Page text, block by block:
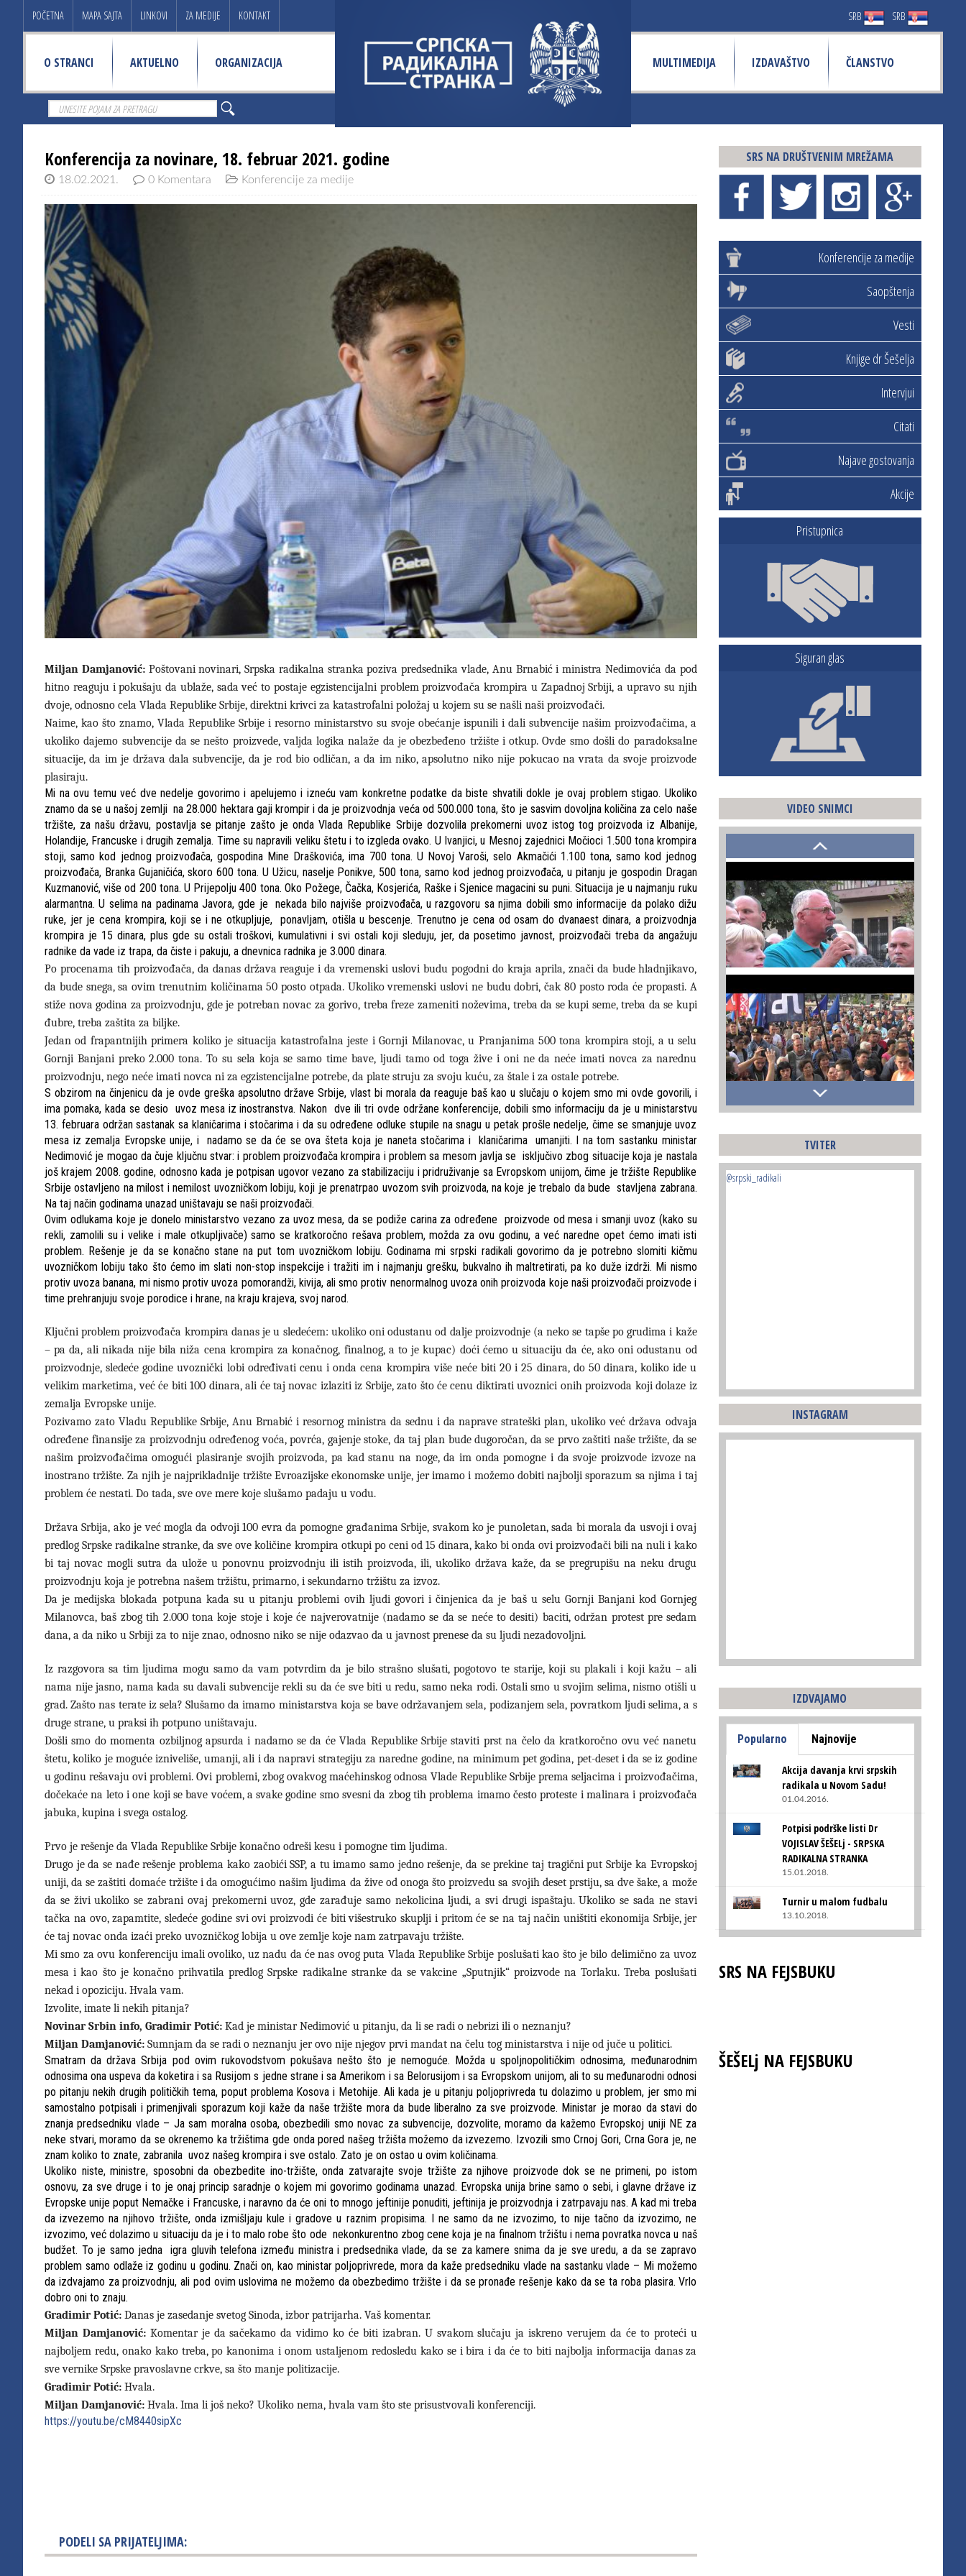
POČETNA MAPA SAJTA LINKOVI ZA MEDIJE KONTAKT SRB SRB
O STRANCI AKTUELNO ORGANIZACIJA MULTIMEDIJA IZDAVAŠTVO ČLANSTVO
Konferencija za novinare, 18. februar 2021. godine
18.02.2021. 0 Komentara Konferencije za medije
Miljan Damjanović: Poštovani novinari, Srpska radikalna stranka poziva predsednika vlade, Anu Brnabić i ministra Nedimovića da pod
hitno reaguju i pokušaju da ublaže, sada već to postaje egzistencijalni problem proizvođača krompira u Zapadnoj Srbiji, a upravo su njih
dvoje, odnosno cela Vlada Republike Srbije, direktni krivci za katastrofalni položaj u kojem su se našli naši proizvođači.
Naime, kao što znamo, Vlada Republike Srbije i resorno ministarstvo su svoje obećanje ispunili i dali subvencije našim proizvođačima, a
ukoliko dajemo subvencije da se nešto proizvede, valjda logika nalaže da je obezbeđeno tržište i otkup. Ovde smo došli do paradoksalne
situacije, da im je država dala subvencije, da je rod bio odličan, a da im niko, apsolutno niko nije pokucao na vrata da svoje proizvode
plasiraju.
Mi na ovu temu već dve nedelje govorimo i apelujemo i izneću vam konkretne podatke da biste shvatili dokle je ovaj problem stigao. Ukoliko
znamo da se u našoj zemlji na 28.000 hektara gaji krompir i da je proizvodnja veća od 500.000 tona, što je sasvim dovoljna količina za celo naše
tržište, za našu državu, postavlja se pitanje zašto je onda Vlada Republike Srbije dozvolila prekomerni uvoz istog tog proizvoda iz Albanije,
Holandije, Francuske i drugih zemalja. Time su napravili veliku štetu i to izgleda ovako. U Ivanjici, u Mesnoj zajednici Močioci 1.500 tona krompira
stoji, samo kod jednog proizvođača, gospodina Mine Draškovića, ima 700 tona. U Novoj Varoši, selo Akmačići 1.100 tona, samo kod jednog
proizvođača, Branka Gujaničića, skoro 600 tona. U Užicu, naselje Ponikve, 500 tona, samo kod jednog proizvođača, u pitanju je gospodin Dragan
Kuzmanović, više od 200 tona. U Prijepolju 400 tona. Oko Požege, Čačka, Kosjerića, Raške i Sjenice magacini su puni. Situacija je u najmanju ruku
alarmantna. U selima na padinama Javora, gde je nekada bilo najviše proizvođača, u razgovoru sa njima dobili smo informacije da polako dižu
ruke, jer je cena krompira, koji se i ne otkupljuje, ponavljam, otišla u bescenje. Trenutno je cena od osam do dvanaest dinara, a proizvodnja
krompira je 15 dinara, plus gde su ostali troškovi, kumulativni i svi ostali koji sleduju, jer, da posetimo javnost, proizvođači treba da angažuju
radnike da vade iz trapa, da čiste i pakuju, a dnevnica radnika je 3.000 dinara.
Po procenama tih proizvođača, da danas država reaguje i da vremenski uslovi budu pogodni do kraja aprila, znači da bude hladnjikavo,
da bude snega, sa ovim trenutnim količinama 50 posto otpada. Ukoliko vremenski uslovi ne budu dobri, čak 80 posto roda će propasti. A
stiže nova godina za proizvodnju, gde je potreban novac za gorivo, treba freze zameniti noževima, treba da se kupi seme, treba da se kupi
đubre, treba zaštita za biljke.
Jedan od frapantnijih primera koliko je situacija katastrofalna jeste i Gornji Milanovac, u Pranjanima 500 tona krompira stoji, a u selu
Gornji Banjani preko 2.000 tona. To su sela koja se samo time bave, ljudi tamo od toga žive i oni ne da neće imati novca za narednu
proizvodnju, nego neće imati novca ni za egzistencijalne potrebe, da plate struju za svoju kuću, za štale i za ostale potrebe.
S obzirom na činjenicu da je ovde greška apsolutno države Srbije, vlast bi morala da reaguje baš kao u slučaju o kojem smo mi ovde govorili, i
ima pomaka, kada se desio uvoz mesa iz inostranstva. Nakon dve ili tri ovde održane konferencije, dobili smo informaciju da je u ministarstvu
13. februara održan sastanak sa klaničarima i stočarima i da su određene odluke stupile na snagu u petak prošle nedelje, čime se smanjuje uvoz
mesa iz zemalja Evropske unije, i nadamo se da će se ova šteta koja je naneta stočarima i klaničarima umanjiti. I na tom sastanku ministar
Nedimović je mogao da čuje ključnu stvar: i problem proizvođača krompira i problem sa mesom javlja se isključivo zbog situacije koja je nastala
još krajem 2008. godine, odnosno kada je potpisan ugovor vezano za stabilizaciju i pridruživanje sa Evropskom unijom, čime je tržište Republike
Srbije ostavljeno na milost i nemilost uvozničkom lobiju, koji je prenatrpao uvozom svih proizvoda, na koje je trebalo da bude stavljena zabrana.
Na taj način godinama unazad uništavaju se naši proizvođači.
Ovim odlukama koje je donelo ministarstvo vezano za uvoz mesa, da se podiže carina za određene proizvode od mesa i smanji uvoz (kako su
rekli, zamolili su i velike i male otkupljivače) samo se kratkoročno rešava problem, možda za ovu godinu, a već naredne opet ćemo imati isti
problem. Rešenje je da se konačno stane na put tom uvozničkom lobiju. Godinama mi srpski radikali govorimo da je potrebno slomiti kičmu
uvozničkom lobiju tako što ćemo im slati non-stop inspekcije i tražiti im i najmanju grešku, bukvalno ih maltretirati, pa ko duže izdrži. Mi nismo
protiv uvoza banana, mi nismo protiv uvoza pomorandži, kivija, ali smo protiv nenormalnog uvoza onih proizvoda koje naši proizvođači proizvode i
time prehranjuju svoje porodice i hrane, na kraju krajeva, svoj narod.
Ključni problem proizvođača krompira danas je u sledećem: ukoliko oni odustanu od dalje proizvodnje (a neko se tapše po grudima i kaže
– pa da, ali nikada nije bila niža cena krompira za konačnog, finalnog, a to je kupac) doći ćemo u situaciju da će, ako oni odustanu od
proizvodnje, sledeće godine uvoznički lobi određivati cenu i onda cena krompira više neće biti 20 i 25 dinara, do 50 dinara, koliko ide u
velikim marketima, već će biti 100 dinara, ali će taj novac izlaziti iz Srbije, zato što će cenu diktirati uvoznici onih proizvoda koji dolaze iz
zemalja Evropske unije.
Pozivamo zato Vladu Republike Srbije, Anu Brnabić i resornog ministra da sednu i da naprave strateški plan, ukoliko već država odvaja
određene finansije za proizvodnju određenog voća, povrća, gajenje stoke, da taj plan bude dugoročan, da se prvo zaštiti naše tržište, da se
našim proizvođačima omogući plasiranje svojih proizvoda, pa kad stanu na noge, da im onda pomogne i da svoje proizvode izvoze na
inostrano tržište. Za njih je najprikladnije tržište Evroazijske ekonomske unije, jer imamo i možemo dobiti najbolji sporazum sa njima i taj
problem će nestati. Do tada, sve ove mere koje slušamo padaju u vodu.
Država Srbija, ako je već mogla da odvoji 100 evra da pomogne građanima Srbije, svakom ko je punoletan, sada bi morala da usvoji i ovaj
predlog Srpske radikalne stranke, da sve ove količine krompira otkupi po ceni od 15 dinara, kako bi onda ovi proizvođači bili na nuli i kako
bi taj novac mogli sutra da ulože u ponovnu proizvodnju ili istih proizvoda, ili, ukoliko država kaže, da se pregrupišu na neku drugu
proizvodnju koja je potrebna našem tržištu, primarno, i sekundarno tržištu za izvoz.
Da je medijska blokada potpuna kada su u pitanju problemi ovih ljudi govori i činjenica da je baš u selu Gornji Banjani kod Gornjeg
Milanovca, baš zbog tih 2.000 tona koje stoje i koje će najverovatnije (nadamo se da se neće to desiti) baciti, održan protest pre sedam
dana, a da niko u Srbiji za to nije znao, odnosno niko se nije odazvao da u javnost prenese da su ljudi nezadovoljni.
Iz razgovora sa tim ljudima mogu samo da vam potvrdim da je bilo strašno slušati, pogotovo te starije, koji su plakali i koji kažu – ali
nama nije jasno, nama kada su davali subvencije rekli su da će sve biti u redu, samo neka rodi. Ostali smo u svojim selima, nismo otišli u
grad. Zašto nas terate iz sela? Slušamo da imamo ministarstva koja se bave održavanjem sela, podizanjem sela, povratkom ljudi selima, a s
druge strane, u praksi ih potpuno uništavaju.
Došli smo do momenta ozbiljnog apsurda i nadamo se da će Vlada Republike Srbije staviti prst na čelo da kratkoročno ovu već nanetu
štetu, koliko je moguće izniveliše, umanji, ali i da napravi strategiju za naredne godine, na minimum pet godina, pet-deset i da se iz godine
u godinu rešavaju ovi problemi. Ovi problemi, zbog ovakvog maćehinskog odnosa Vlade Republike Srbije prema seljacima i proizvođačima,
dočekaće na leto i one koji se bave voćem, a svake godine smo svesni da zbog tih problema imamo često proteste i malinara i proizvođača
jabuka, kupina i svega ostalog.
Prvo je rešenje da Vlada Republike Srbije konačno odreši kesu i pomogne tim ljudima.
Drugo je da se nađe rešenje problema kako zaobići SSP, a tu imamo samo jedno rešenje, da se prekine taj tragični put Srbije ka Evropskoj
uniji, da se zaštiti domaće tržište i da omogućimo našim ljudima da žive od onoga što proizvedu sa svojih deset prstiju, sa dve šake, a može
da se živi ukoliko se zabrani ovaj prekomerni uvoz, gde zarađuje samo nekolicina ljudi, a svi drugi ispaštaju. Ukoliko se sada ne stavi
tačka na ovo, zapamtite, sledeće godine svi ovi proizvodi će biti višestruko skuplji i pritom će se na taj način uništiti ekonomija Srbije, jer
će taj novac onda izaći preko uvozničkog lobija u ove zemlje koje nam zatrpavaju tržište.
Mi smo za ovu konferenciju imali ovoliko, uz nadu da će nas ovog puta Vlada Republike Srbije poslušati kao što je bilo delimično za uvoz
mesa i kao što je konačno prihvatila predlog Srpske radikalne stranke da se vakcine „Sputnjik“ proizvode na Torlaku. Treba poslušati
nekad i opoziciju. Hvala vam.
Izvolite, imate li nekih pitanja?
Novinar Srbin info, Gradimir Potić: Kad je ministar Nedimović u pitanju, da li se radi o nebrizi ili o neznanju?
Miljan Damjanović: Sumnjam da se radi o neznanju jer ovo nije njegov prvi mandat na čelu tog ministarstva i nije od juče u politici.
Smatram da država Srbija pod ovim rukovodstvom pokušava nešto što je nemoguće. Možda u spoljnopolitičkim odnosima, međunarodnim
odnosima ona uspeva da koketira i sa Rusijom s jedne strane i sa Amerikom i sa Belorusijom i sa Evropskom unijom, ali to su međunarodni odnosi
po pitanju nekih drugih političkih tema, poput problema Kosova i Metohije. Ali kada je u pitanju poljoprivreda tu dolazimo u problem, jer smo mi
samostalno potpisali i primenjivali sporazum koji kaže da naše tržište mora da bude liberalno za sve proizvode. Ministar je morao da stavi do
znanja predsedniku vlade – Ja sam moralna osoba, obezbedili smo novac za subvencije, dozvolite, moramo da kažemo Evropskoj uniji NE za
neke stvari, moramo da se okrenemo ka tržištima gde onda pored našeg tržišta možemo da izvezemo. Izvozili smo Crnoj Gori, Crna Gora je, ne
znam koliko to znate, zabranila uvoz našeg krompira i sve ostalo. Zato je on ostao u ovim količinama.
Ukoliko niste, ministre, sposobni da obezbedite ino-tržište, onda zatvarajte svoje tržište za njihove proizvode dok se ne primeni, po istom
osnovu, za sve druge i to je onaj princip saradnje o kojem mi govorimo godinama unazad. Evropska unija brine samo o sebi, i glavne države iz
Evropske unije poput Nemačke i Francuske, i naravno da će oni to mnogo jeftinije ponuditi, jeftinija je proizvodnja i zatrpavaju nas. A kad mi treba
da izvezemo na njihovo tržište, onda izmišljaju kule i gradove u raznim propisima. I ne samo da ne izvozimo, to nije tačno da izvozimo, ne
izvozimo, već dolazimo u situaciju da je i to malo robe što ode nekonkurentno zbog cene koja je na finalnom tržištu i nema povratka novca u naš
budžet. To je samo jedna igra gluvih telefona između ministra i predsednika vlade, da se za kamere snima da je sve uredu, a da se zapravo
problem samo odlaže iz godinu u godinu. Znači on, kao ministar poljoprivrede, mora da kaže predsedniku vlade na sastanku vlade – Mi možemo
da izdvajamo za proizvodnju, ali pod ovim uslovima ne možemo da obezbedimo tržište i da se pronađe rešenje kako da se ta roba plasira. Vrlo
dobro oni to znaju.
Gradimir Potić: Danas je zasedanje svetog Sinoda, izbor patrijarha. Vaš komentar.
Miljan Damjanović:Komentar je da sačekamo da vidimo ko će biti izabran. U svakom slučaju ja iskreno verujem da će to proteći u
najboljem redu, onako kako treba, po kanonima i onom ustaljenom redosledu kako se i bira i da će to biti najbolja informacija danas za
sve vernike Srpske pravoslavne crkve, sa što manje politizacije.
Gradimir Potić: Hvala.
Miljan Damjanović: Hvala. Ima li još neko? Ukoliko nema, hvala vam što ste prisustvovali konferenciji.
https://youtu.be/cM8440sipXc
PODELI SA PRIJATELJIMA:
SRS NA DRUŠTVENIM MREŽAMA
Konferencije za medije
Saopštenja
Vesti
Knjige dr Šešelja
Intervjui
Citati
Najave gostovanja
Akcije
Pristupnica
Siguran glas
VIDEO SNIMCI
TVITER
@srpski_radikali
INSTAGRAM
IZDVAJAMO
Popularno Najnovije
Akcija davanja krvi srpskih
radikala u Novom Sadu!
01.04.2016.
Potpisi podrške listi Dr
VOJISLAV ŠEŠELj - SRPSKA
RADIKALNA STRANKA
15.01.2018.
Turnir u malom fudbalu
13.10.2018.
SRS NA FEJSBUKU
ŠEŠELj NA FEJSBUKU